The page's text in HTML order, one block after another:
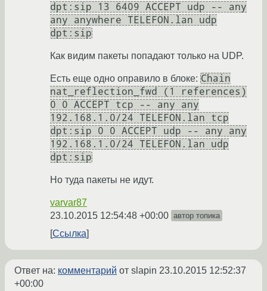
dpt:sip 13 6409 ACCEPT udp -- any
any anywhere TELEFON.lan udp
dpt:sip
Как видим пакеты попадают только на UDP.
Есть еще одно оправило в блоке: Chain
nat_reflection_fwd (1 references)
0 0 ACCEPT tcp -- any any
192.168.1.0/24 TELEFON.lan tcp
dpt:sip 0 0 ACCEPT udp -- any any
192.168.1.0/24 TELEFON.lan udp
dpt:sip
Но туда пакеты не идут.
varvar87
23.10.2015 12:54:48 +00:00 автор топика
Ссылка
Ответ на: комментарий от slapin 23.10.2015 12:52:37
+00:00